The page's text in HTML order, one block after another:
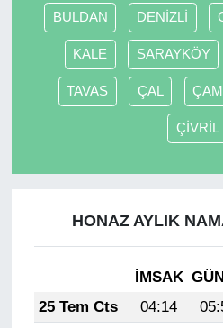
BULDAN DENİZLİ
KALE SARAYKÖY
TAVAS ÇAL
ÇİVRİL
HONAZ AYLIK
İMSAK
25 Tem Cts
04:14